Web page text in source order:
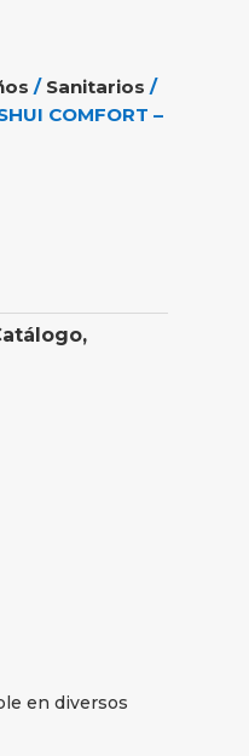
/ Sanitarios /
COMFORT –
,
en diversos